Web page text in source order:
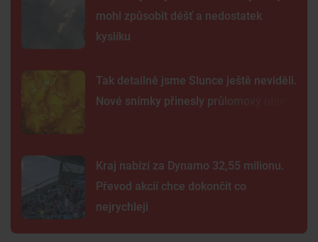
mohl způsobit déšť a nedostatek
kyslíku
Tak detailně jsme Slunce ještě neviděli.
Nové snímky přinesly průlomový objev
Kraj nabízí za Dynamo 32,55 milionu.
Převod akcií chce dokončit co
nejrychleji